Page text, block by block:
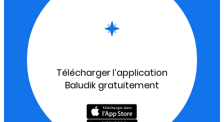
Télécharger l’application
Baludik gratuitement